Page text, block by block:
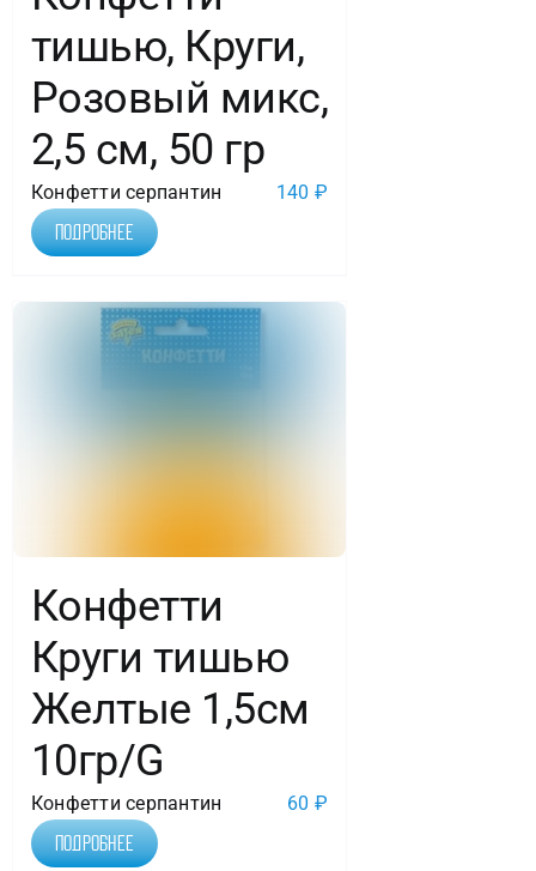
тишью, Круги,
Розовый микс,
2,5 см, 50 гр
Конфетти серпантин 140 ₽
Подробнее
Конфетти
Круги тишью
Желтые 1,5см
10гр/G
Конфетти серпантин 60 ₽
Подробнее